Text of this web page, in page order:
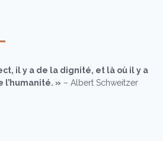
il y a de la dignité, et là où il y a
l’humanité. » – Albert Schweitzer